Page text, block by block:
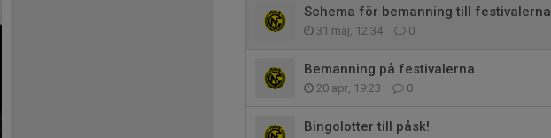
Schema för bemanning till festivalerna
31 maj, 12:34 0
Bemanning på festivalerna
20 apr, 19:23 0
Bingolotter till påsk!